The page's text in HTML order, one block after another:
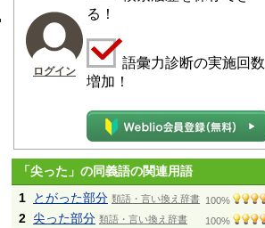
ログイン
る！
語彙力診断の実施回数
増加！
「尖った」の同義語の関連用語
1
とがった部分 類語・言い換え辞書 100%
2 尖った部分 類語・言い換え辞書 100%